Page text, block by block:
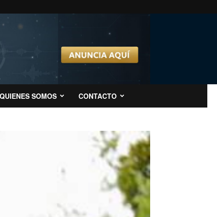
QUIENES SOMOS CONTACTO